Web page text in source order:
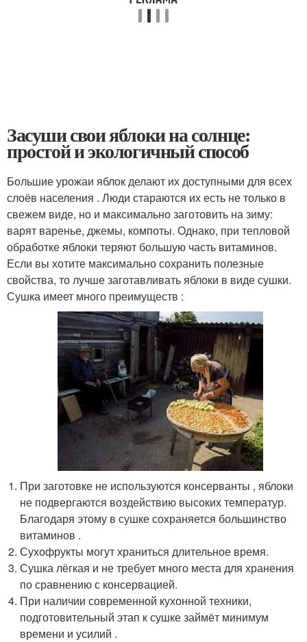
Засуши свои яблоки на солнце:
простой и экологичный способ
Большие урожаи яблок делают их доступными для всех
слоёв населения . Люди стараются их есть не только в
свежем виде, но и максимально заготовить на зиму:
варят варенье, джемы, компоты. Однако, при тепловой
обработке яблоки теряют большую часть витаминов.
Если вы хотите максимально сохранить полезные
свойства, то лучше заготавливать яблоки в виде сушки.
Сушка имеет много преимуществ :
При заготовке не используются консерванты , яблоки
не подвергаются воздействию высоких температур.
Благодаря этому в сушке сохраняется большинство
витаминов .
Сухофрукты могут храниться длительное время.
Сушка лёгкая и не требует много места для хранения
по сравнению с консервацией.
При наличии современной кухонной техники,
подготовительный этап к сушке займёт минимум
времени и усилий .